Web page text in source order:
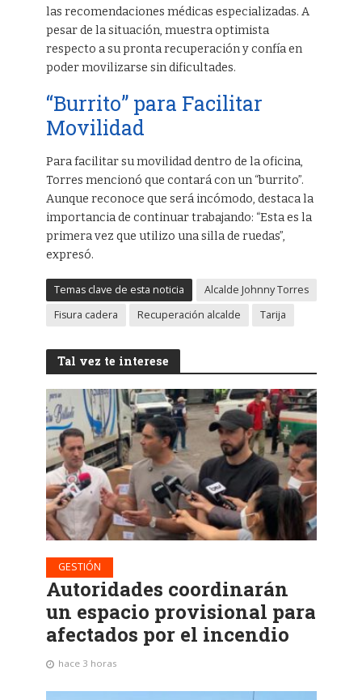
las recomendaciones médicas especializadas. A
pesar de la situación, muestra optimista
respecto a su pronta recuperación y confía en
poder movilizarse sin dificultades.
“Burrito” para Facilitar
Movilidad
Para facilitar su movilidad dentro de la oficina,
Torres mencionó que contará con un “burrito”.
Aunque reconoce que será incómodo, destaca la
importancia de continuar trabajando: “Esta es la
primera vez que utilizo una silla de ruedas”,
expresó.
Temas clave de esta noticia
Alcalde Johnny Torres
Fisura cadera
Recuperación alcalde Tarija
Tal vez te interese
GESTIÓN
Autoridades coordinarán
un espacio provisional para
afectados por el incendio
hace 3 horas